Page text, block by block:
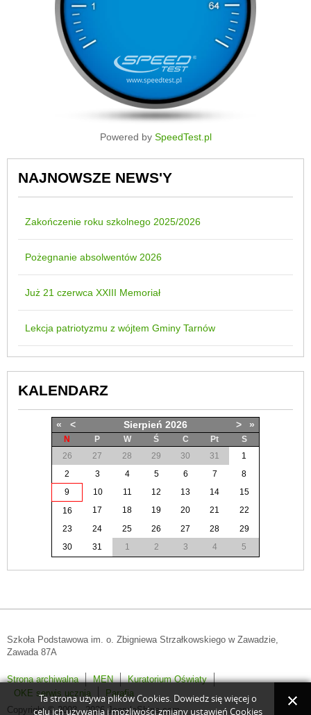
Powered by SpeedTest.pl
NAJNOWSZE NEWS'Y
Zakończenie roku szkolnego 2025/2026
Pożegnanie absolwentów 2026
Już 21 czerwca XXIII Memoriał
Lekcja patriotyzmu z wójtem Gminy Tarnów
KALENDARZ
« < Sierpień 2026 > »
N P W Ś C Pt
S
26
27 28 29 30 31
1
2
3 4 5 6 7
8
9
10 11 12 13 14
15
16
17 18 19 20 21
22
23
24 25 26 27 28
29
30
31 1 2 3 4 5
Szkoła Podstawowa im. o. Zbigniewa Strzałkowskiego w Zawadzie,
Zawada 87A
Strona archiwalna MEN
Kuratorium Oświaty
OKE serwis ucznia
Parafia
Copyright © 2008 - 2026 JoomlaShine.com.
Ta strona używa plików Cookies. Dowiedz się więcej o
celu ich używania i możliwości zmiany ustawień Cookies